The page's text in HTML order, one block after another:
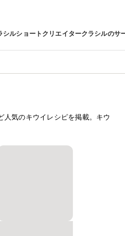
シルショートクリエイタークラシルのサ
気のキウイレシピを掲載。キウ